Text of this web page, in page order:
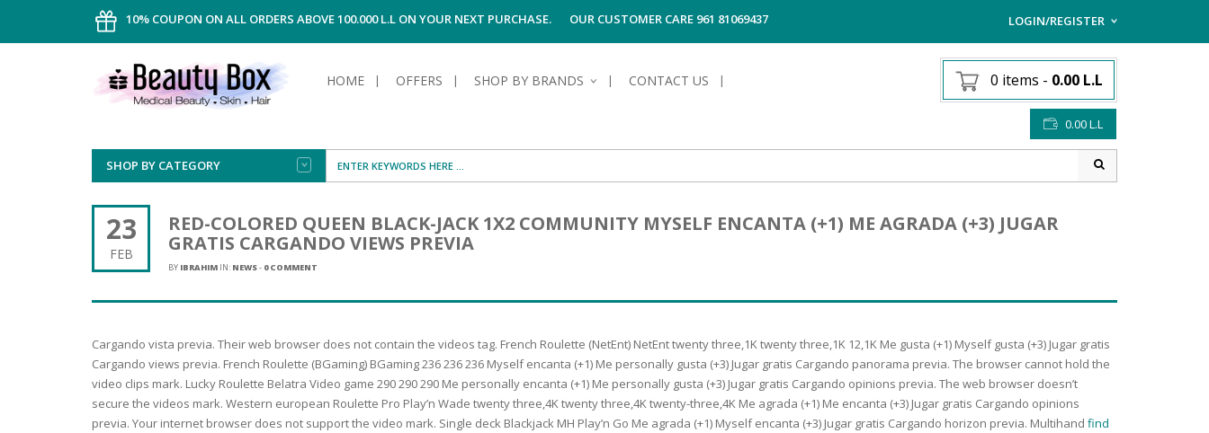
10% COUPON ON ALL ORDERS ABOVE 100.000 L.L ON YOUR NEXT PURCHASE. OUR CUSTOMER CARE 961 81069437 LOGIN/REGISTER
I ALREADY HAVE AN
Username or email address
HOME OFFERS SHOP BY BRANDS CONTACT US 0 items - 0.00 L.L
0.00L.L
SHOP BY CATEGORY
FACE
POWDER
SERUM
BODY
CELLULITE
NAIL CARE
HAIR
DRY & DAMAGED HAIR
CURLY & FRIZZY HAIR
SUN
AFTER SUN
MAKE-UP
MEN
ANTIPERSPIRANTS &
DEODORANTS
SHAVING
HAIRLOSS MEN
23
FEB
RED-COLORED QUEEN BLACK-JACK 1X2 COMMUNITY MYSELF ENCANTA (+1) ME AGRADA (+3) JUGAR
GRATIS CARGANDO VIEWS PREVIA
BY IBRAHIM IN: NEWS- 0 COMMENT
Cargando vista previa. Their web browser does not contain the videos tag. French Roulette (NetEnt) NetEnt twenty three,1K twenty three,1K 12,1K Me gusta (+1) Myself gusta (+3) Jugar gratis
Cargando views previa. French Roulette (BGaming) BGaming 236 236 236 Myself encanta (+1) Me personally gusta (+3) Jugar gratis Cargando panorama previa. The browser cannot hold the
video clips mark. Lucky Roulette Belatra Video game 290 290 290 Me personally encanta (+1) Me personally gusta (+3) Jugar gratis Cargando opinions previa. The web browser doesn’t
secure the videos mark. Western european Roulette Pro Play’n Wade twenty three,4K twenty three,4K twenty-three,4K Me agrada (+1) Me encanta (+3) Jugar gratis Cargando opinions
previa. Your internet browser does not support the video mark. Single deck Blackjack MH Play’n Go Me agrada (+1) Myself encanta (+3) Jugar gratis Cargando horizon previa. Multihand find